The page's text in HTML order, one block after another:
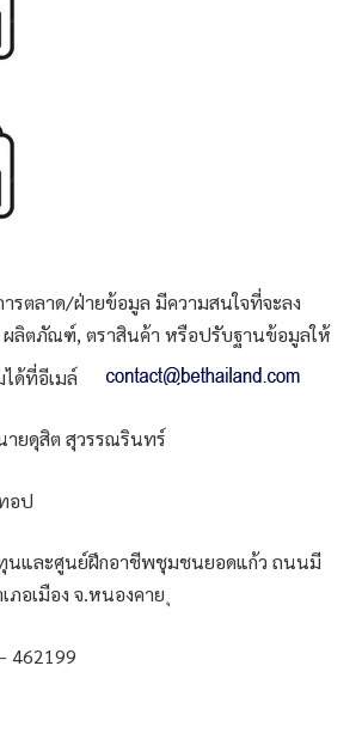
รตลาด/ฝ่ายข้อมูล มีความสนใจที่จะลง
ลิตภัณฑ์, ตราสินค้า หรือปรับฐานข้อมูลให้
ด้ที่อีเมล์
ายดุสิต สุวรรณรินทร์
อป
นและศูนย์ฝึกอาชีพชุมชนยอดแก้ว ถนนมี
ภอเมือง จ.หนองคาย
462199